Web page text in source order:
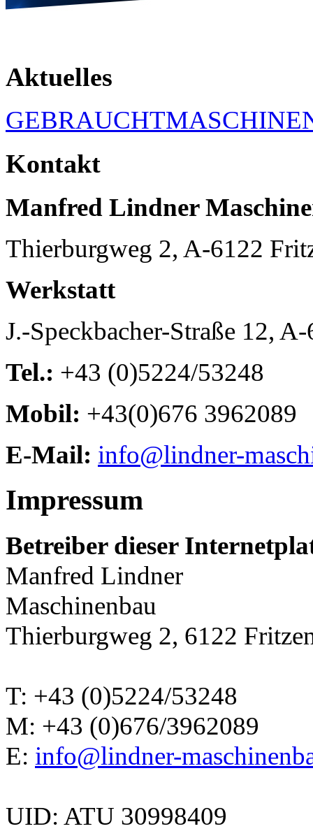
Aktuelles
Kontakt
Manfred Lindner
Thierburgweg 2, A-6122
Werkstatt
J.-Speckbacher-Straße 12,
Tel.: +43 (0)5224/53248
Mobil: +43(0)676 3962089
E-Mail: info@lindner-
Impressum
Betreiber dieser
Manfred Lindner
Maschinenbau
Thierburgweg 2, 6122
T: +43 (0)5224/53248
M: +43 (0)676/3962089
E: info@lindner-
UID: ATU 30998409